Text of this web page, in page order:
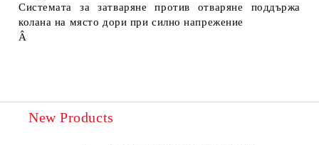
Системата за затваряне против отваряне поддържа
колана на място дори при силно напрежение
Â
New Products